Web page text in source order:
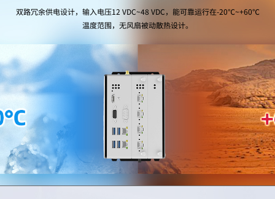
双路冗余供电设计，输入电压12 VDC~48 VDC，能可靠运行在-20℃~+60℃
温度范围，无风扇被动散热设计。